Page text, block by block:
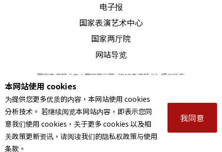
电子报
国家表演艺术中心
国家两厅院
网站导览
国家表演艺术中心国家两厅院《PAR表演艺术》版权所有
© 2022Performing arts redefined. All Rights Reserved
统一编号 Tax Id number 00973926
本站所提供相关演出资讯，如有异动应以主办单位公告为准。
服务条款｜隐私权声明｜著作权声明
本网站使用 cookies
为提供您更多优质的内容，本网站使用 cookies
分析技术。 若继续阅览本网站内容，即表示您同
意我们使用 cookies，关于更多 cookies 以及相
关政策更新资讯，请阅读我们的隐私权政策与使用
条款。
我同意